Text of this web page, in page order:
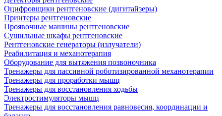
Оцифровщики рентгеновские (дигитайзеры)
Принтеры рентгеновские
Проявочные машины рентгеновские
Сушильные шкафы рентгеновские
Рентгеновские генераторы (излучатели)
Реабилитация и механотерапия
Оборудование для вытяжения позвоночника
Тренажеры для пассивной роботизированной механотерапии
Тренажеры для проработки мышц
Тренажеры для восстановления ходьбы
Электростимуляторы мышц
Тренажеры для восстановления равновесия, координации и